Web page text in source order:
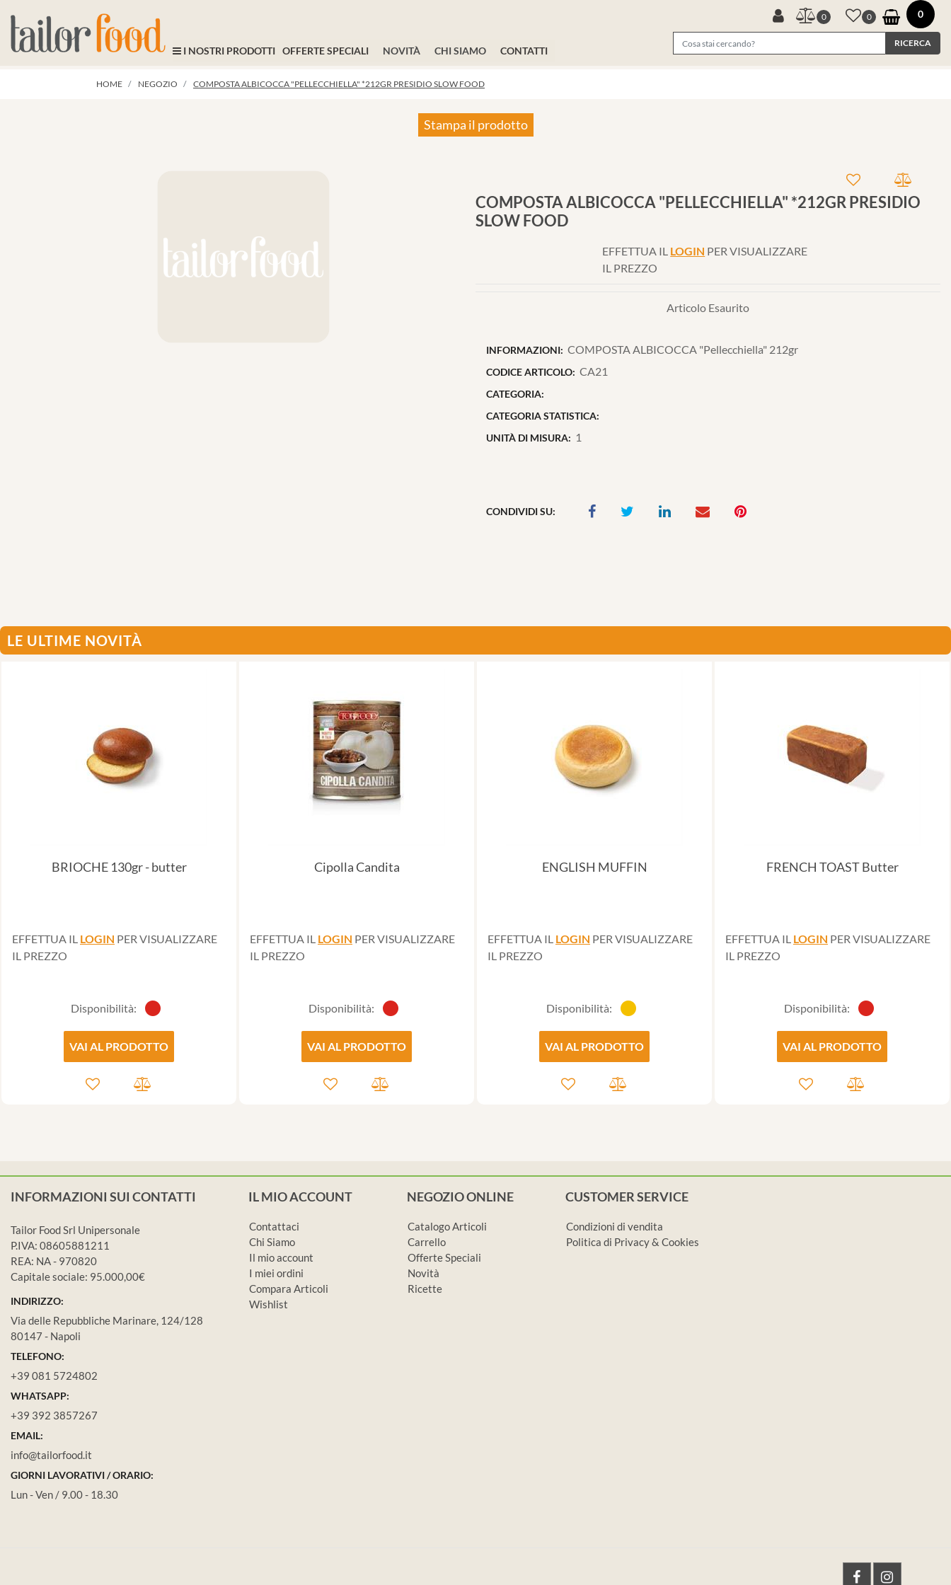
I NOSTRI PRODOTTI OFFERTE SPECIALI NOVITÀ CHI SIAMO CONTATTI
0 0 0
HOME NEGOZIO COMPOSTA ALBICOCCA "PELLECCHIELLA" *212GR PRESIDIO SLOW FOOD
Stampa il prodotto
COMPOSTA ALBICOCCA "PELLECCHIELLA" *212GR PRESIDIO
SLOW FOOD
EFFETTUA IL LOGIN PER VISUALIZZARE
IL PREZZO
Articolo Esaurito
INFORMAZIONI: COMPOSTA ALBICOCCA "Pellecchiella" 212gr
CODICE ARTICOLO: CA21
CATEGORIA:
CATEGORIA STATISTICA:
UNITÀ DI MISURA: 1
CONDIVIDI SU:
LE ULTIME NOVITÀ
BRIOCHE 130gr - butter
EFFETTUA IL LOGIN PER VISUALIZZARE
IL PREZZO
Disponibilità:
VAI AL PRODOTTO
Cipolla Candita
EFFETTUA IL LOGIN PER VISUALIZZARE
IL PREZZO
Disponibilità:
VAI AL PRODOTTO
ENGLISH MUFFIN
EFFETTUA IL LOGIN PER VISUALIZZARE
IL PREZZO
Disponibilità:
VAI AL PRODOTTO
FRENCH TOAST Butter
EFFETTUA IL LOGIN PER VISUALIZZARE
IL PREZZO
Disponibilità:
VAI AL PRODOTTO
INFORMAZIONI SUI CONTATTI
Tailor Food Srl Unipersonale
P.IVA: 08605881211
REA: NA - 970820
Capitale sociale: 95.000,00€
INDIRIZZO:
Via delle Repubbliche Marinare, 124/128
80147 - Napoli
TELEFONO:
+39 081 5724802
WHATSAPP:
+39 392 3857267
EMAIL:
info@tailorfood.it
GIORNI LAVORATIVI / ORARIO:
Lun - Ven / 9.00 - 18.30
IL MIO ACCOUNT
Contattaci
Chi Siamo
Il mio account
I miei ordini
Compara Articoli
Wishlist
NEGOZIO ONLINE
Catalogo Articoli
Carrello
Offerte Speciali
Novità
Ricette
CUSTOMER SERVICE
Condizioni di vendita
Politica di Privacy & Cookies